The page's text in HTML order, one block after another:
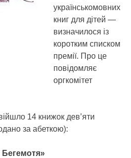
українськомовних
книг для дітей —
визначилося із
коротким списком
премії. Про це
повідомляє
оргкомітет
14 книжок дев’яти
за абеткою):